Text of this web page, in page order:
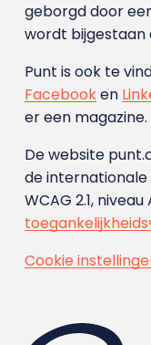
geborgd door
wordt bijgestaan
Punt is ook te
Facebooken
er een magazine.
De website
de
WCAG 2.1,
Cookie